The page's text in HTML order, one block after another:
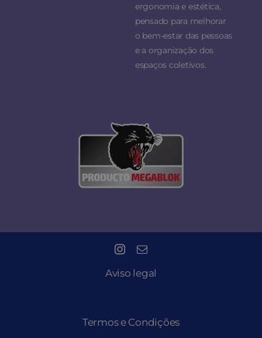
ergonomia e estética,
pensado para melhorar
o bem-estar das pessoas
e a organização dos
espaços coletivos.
Aviso legal
Termos e Condições